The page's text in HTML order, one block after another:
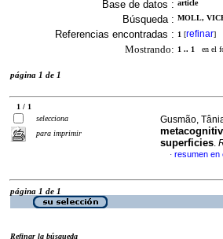
Base de datos : article
Búsqueda : MOLL,
Referencias encontradas : 1 [refinar]
Mostrando: 1 .. 1 en el
página 1 de 1
1 / 1
selecciona
para imprimir
Gusmão,
superficies.
· resumen en
página 1 de 1
Refinar la búsqueda